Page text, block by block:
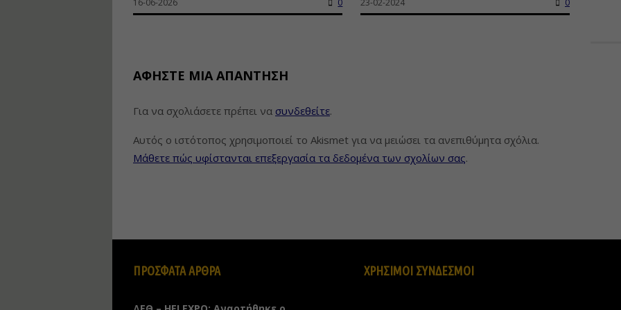
16-06-2026 0 23-02-2024 0
ΑΦΉΣΤΕ ΜΙΑ ΑΠΆΝΤΗΣΗ
Για να σχολιάσετε πρέπει να συνδεθείτε.
Αυτός ο ιστότοπος χρησιμοποιεί το Akismet για να μειώσει τα ανεπιθύμητα σχόλια.
Μάθετε πώς υφίστανται επεξεργασία τα δεδομένα των σχολίων σας.
ΠΡΟΣΦΑΤΑ ΑΡΘΡΑ ΧΡΗΣΙΜΟΙ ΣΥΝΔΕΣΜΟΙ